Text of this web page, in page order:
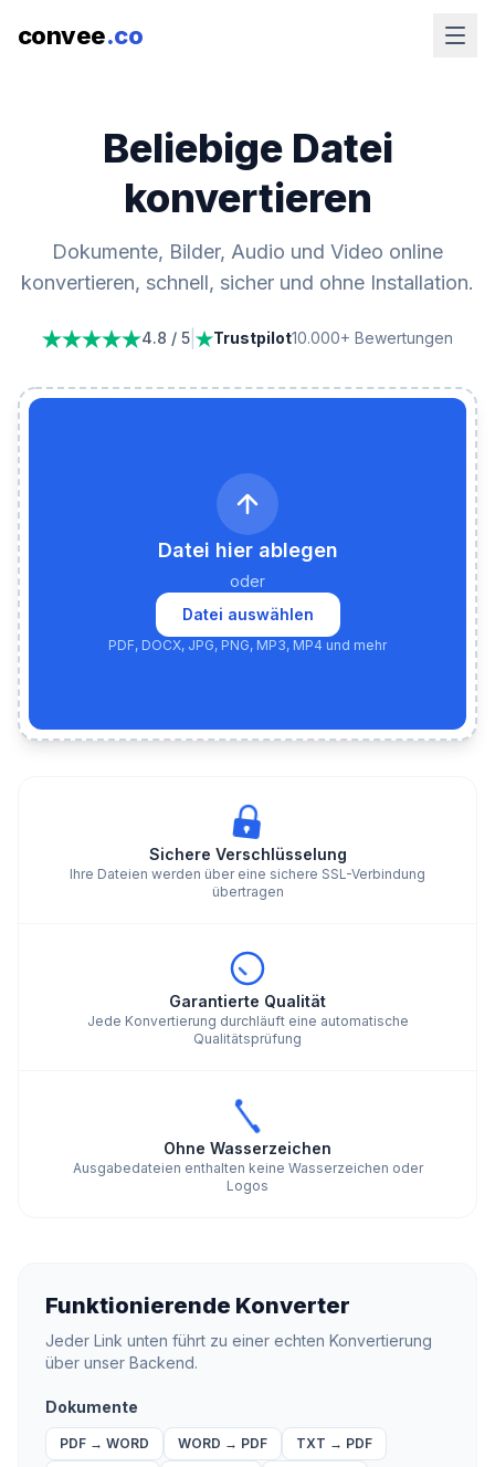
convee.co
Beliebige Datei
konvertieren
Dokumente, Bilder, Audio und Video online
konvertieren, schnell, sicher und ohne Installation.
4.8 / 5 Trustpilot10.000+ Bewertungen
Datei hier ablegen
oder
Datei auswählen
PDF, DOCX, JPG, PNG, MP3, MP4 und mehr
Sichere Verschlüsselung
Ihre Dateien werden über eine sichere SSL-Verbindung
übertragen
Garantierte Qualität
Jede Konvertierung durchläuft eine automatische
Qualitätsprüfung
Ohne Wasserzeichen
Ausgabedateien enthalten keine Wasserzeichen oder
Logos
Funktionierende Konverter
Jeder Link unten führt zu einer echten Konvertierung
über unser Backend.
Dokumente
PDF → WORD WORD → PDF TXT → PDF